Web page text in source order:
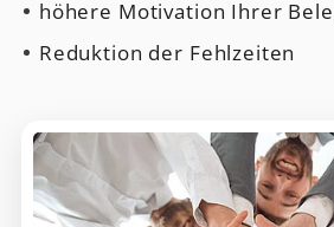
höhere Motivation Ihrer
Reduktion der Fehlzeiten